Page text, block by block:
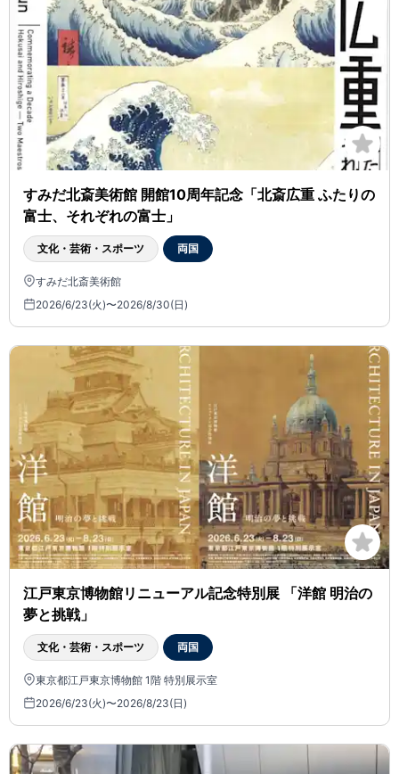
すみだ北斎美術館 開館10周年記念「北斎広重 ふたりの
富士、それぞれの富士」
文化・芸術・スポーツ 両国
すみだ北斎美術館
2026/6/23(火)〜2026/8/30(日)
江戸東京博物館リニューアル記念特別展 「洋館 明治の
夢と挑戦」
文化・芸術・スポーツ 両国
東京都江戸東京博物館 1階 特別展示室
2026/6/23(火)〜2026/8/23(日)